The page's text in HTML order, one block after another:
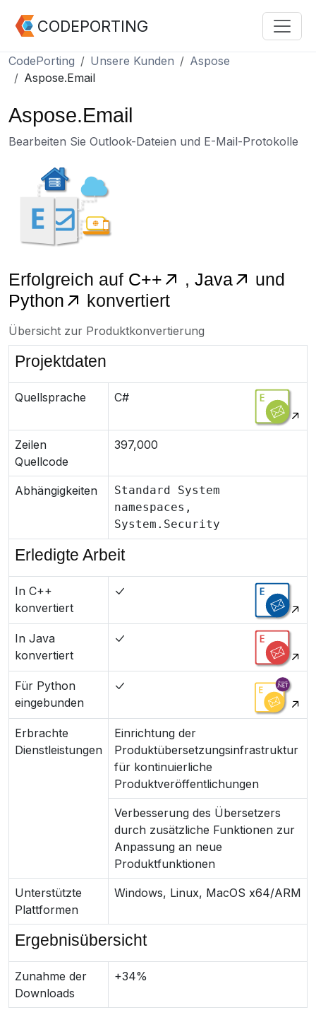
CODEPORTING
CodePorting Unsere Kunden
Aspose
Aspose.Email
Aspose.Email
Bearbeiten Sie Outlook-Dateien und E-Mail-Protokolle
Erfolgreich auf C++ , Java
und
Python
konvertiert
Übersicht zur Produktkonvertierung
Projektdaten
Quellsprache C#
Zeilen
Quellcode
397,000
Abhängigkeiten
Standard System
namespaces,
System.Security
Erledigte Arbeit
In C++
konvertiert
In Java
konvertiert
Für Python
eingebunden
Erbrachte
Dienstleistungen
Einrichtung der
Produktübersetzungsinfrastruktur
für kontinuierliche
Produktveröffentlichungen
Verbesserung des Übersetzers
durch zusätzliche Funktionen zur
Anpassung an neue
Produktfunktionen
Unterstützte
Plattformen
Windows, Linux, MacOS x64/ARM
Ergebnisübersicht
Zunahme der
Downloads
+34%